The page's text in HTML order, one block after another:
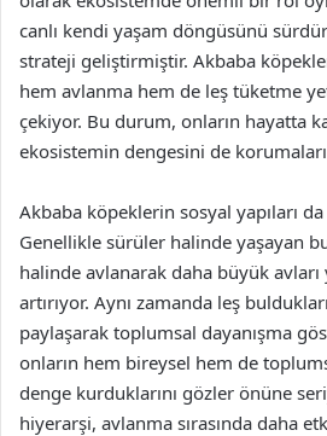
canlı kendi yaşam döngüsünü
strateji geliştirmiştir. Akbaba
hem avlanma hem de leş tüketme
çekiyor. Bu durum, onların hayatta
ekosistemin dengesini de
Akbaba köpeklerin sosyal yapıları
Genellikle sürüler halinde yaşayan
halinde avlanarak daha büyük avları
artırıyor. Aynı zamanda leş
paylaşarak toplumsal dayanışma
onların hem bireysel hem de
denge kurduklarını gözler önüne
hiyerarşi, avlanma sırasında daha